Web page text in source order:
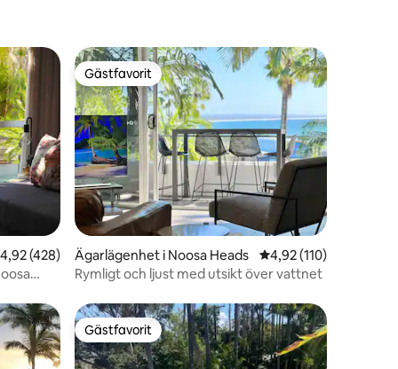
av 5 i genomsnittligt betyg, 428 omdömen
4,92 (428)
Gästfavorit
Gästfavorit
Ägarlägenhet i Noosa Heads 4,92 av 5 i
4,92 (110)
Rymligt och ljust med utsikt över vattnet
Gästfavorit
Gästfavorit